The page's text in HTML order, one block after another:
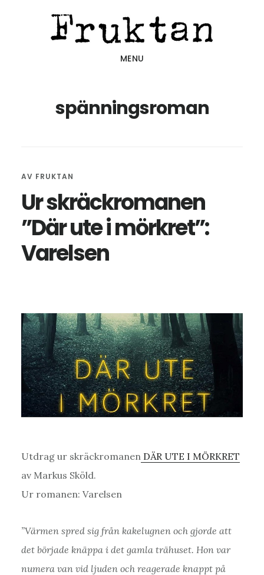
MENU
spänningsroman
AV FRUKTAN
Ur skräckromanen
”Där ute i mörkret”:
Varelsen
Utdrag ur skräckromanen DÄR UTE I MÖRKRET
av Markus Sköld.
Ur romanen: Varelsen
”Värmen spred sig från kakelugnen och gjorde att
det började knäppa i det gamla trähuset. Hon var
numera van vid ljuden och reagerade knappt på